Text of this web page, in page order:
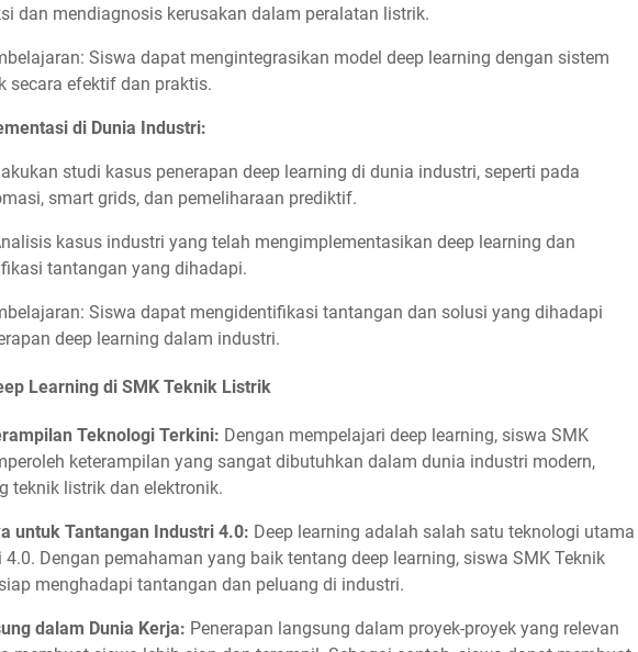
dan mendiagnosis kerusakan dalam peralatan listrik.
Siswa dapat mengintegrasikan model deep learning dengan sistem
secara efektif dan praktis.
di Dunia Industri:
studi kasus penerapan deep learning di dunia industri, seperti pada
smart grids, dan pemeliharaan prediktif.
kasus industri yang telah mengimplementasikan deep learning dan
tantangan yang dihadapi.
Siswa dapat mengidentifikasi tantangan dan solusi yang dihadapi
deep learning dalam industri.
Learning di SMK Teknik Listrik
Teknologi Terkini: Dengan mempelajari deep learning, siswa SMK
keterampilan yang sangat dibutuhkan dalam dunia industri modern,
teknik listrik dan elektronik.
untuk Tantangan Industri 4.0: Deep learning adalah salah satu teknologi utama
Dengan pemahaman yang baik tentang deep learning, siswa SMK Teknik
menghadapi tantangan dan peluang di industri.
dalam Dunia Kerja: Penerapan langsung dalam proyek-proyek yang relevan